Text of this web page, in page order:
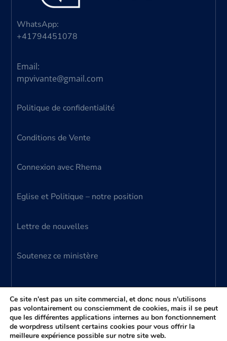
WhatsApp:
+41794451078
Email:
mpvivante@gmail.com
Politique de confidentialité
Conditions de Vente
Connexion avec Rhema
Eglise et Politique – notre position
Lettre de nouvelles
Soutenez ce ministère
© 2024 Ministère Parole Vivante – tous droits
réservés
Ce site n'est pas un site commercial, et donc nous n'utilisons
pas volontairement ou consciemment de cookies, mais il se peut
que les différentes applications internes au bon fonctionnement
de worpdress utilsent certains cookies pour vous offrir la
meilleure expérience possible sur notre site web.